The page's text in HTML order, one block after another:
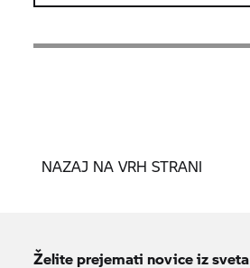
NAZAJ NA VRH STRANI
Želite prejemati novice iz sveta